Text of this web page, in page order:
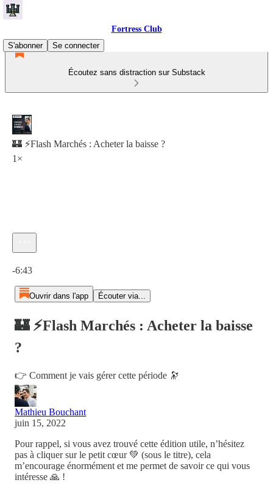
Fortress Club
S'abonner
Se connecter
Écoutez sans distraction sur Substack
🏰 ⚡️Flash Marchés : Acheter la baisse ?
1×
-6:43
Ouvrir dans l'app Écouter via...
🏰 ⚡️Flash Marchés : Acheter la baisse
?
👉 Comment je vais gérer cette période 🔭
Mathieu Bouchant
juin 15, 2022
Pour rappel, si vous avez trouvé cette édition utile, n’hésitez
pas à cliquer sur le petit cœur 💚 (sous le titre), cela
m’encourage énormément et me permet de savoir ce qui vous
intéresse 🙏 !